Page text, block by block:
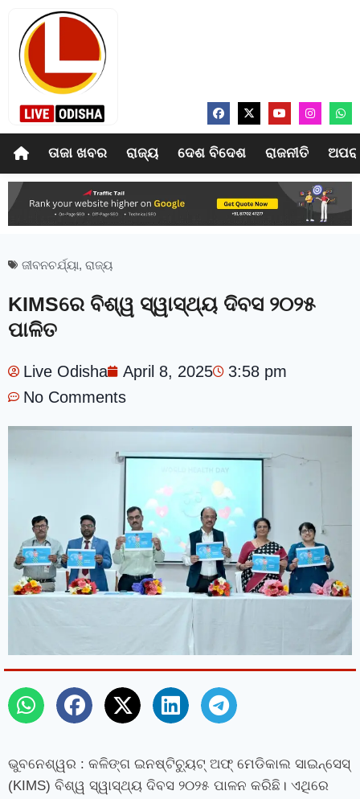
ତାଜା ଖବର ରାଜ୍ୟ ଦେଶ ବିଦେଶ ରାଜନୀତି
ଜୀବନଚର୍ଯ୍ୟା, ରାଜ୍ୟ
KIMSରେ ବିଶ୍ୱ ସ୍ୱାସ୍ଥ୍ୟ ଦିବସ ୨୦୨୫
ପାଳିତ
Live Odisha April 8, 2025
3:58 pm
No Comments
ଭୁବନେଶ୍ୱର : କଳିଙ୍ଗ ଇନଷ୍ଟିଚ୍ୟୁଟ୍ ଅଫ୍ ମେଡିକାଲ ସାଇନ୍ସେସ୍
(KIMS) ବିଶ୍ୱ ସ୍ୱାସ୍ଥ୍ୟ ଦିବସ ୨୦୨୫ ପାଳନ କରିଛି। ଏଥିରେ